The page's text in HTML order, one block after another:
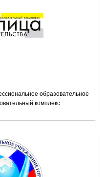
образовательное
комплекс